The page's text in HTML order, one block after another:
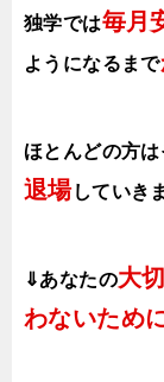
独学では毎月
ようになるまで
ほとんどの方
退場していき
⇓あなたの大
わないため